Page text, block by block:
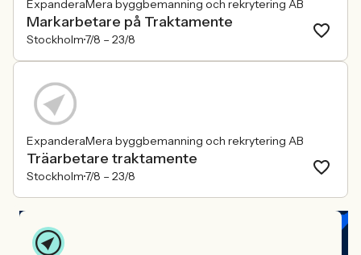
ExpanderaMera byggbemanning och rekrytering AB
Markarbetare på Traktamente
Stockholm7/8 – 23/8
ExpanderaMera byggbemanning och rekrytering AB
Träarbetare traktamente
Stockholm7/8 – 23/8